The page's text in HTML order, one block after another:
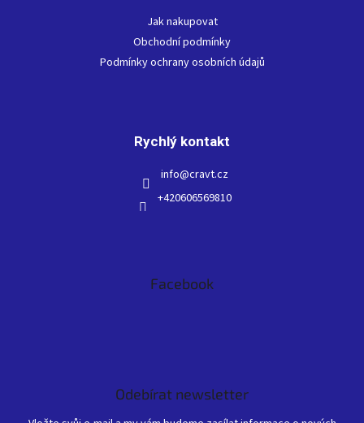
Jak nakupovat
Obchodní podmínky
Podmínky ochrany osobních údajů
Rychlý kontakt
info@cravt.cz
+420606569810
Facebook
Odebírat newsletter